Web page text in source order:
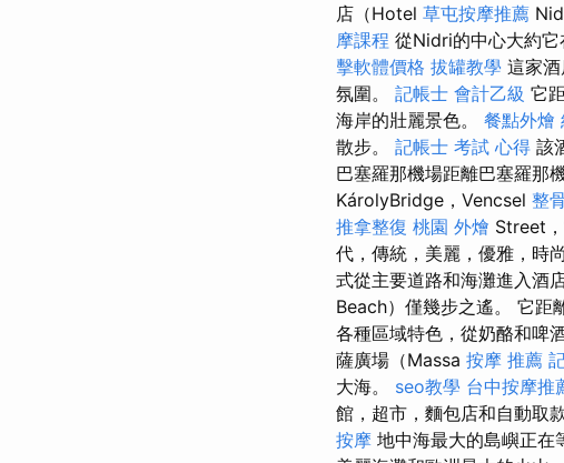
店（Hotel 草屯按摩推薦
摩課程 從Nidri的中心大約
擊軟體價格 拔罐教學 這家
氛圍。 記帳士 會計乙級 它
海岸的壯麗景色。 餐點外燴
散步。 記帳士 考試 心得 該
巴塞羅那機場距離巴塞羅那
KárolyBridge，Vencsel 整
推拿整復 桃園 外燴 Street
代，傳統，美麗，優雅，時
式從主要道路和海灘進入酒
Beach）僅幾步之遙。 它距
各種區域特色，從奶酪和啤
薩廣場（Massa 按摩 推薦
大海。 seo教學 台中按摩推
館，超市，麵包店和自動取
按摩 地中海最大的島嶼正在